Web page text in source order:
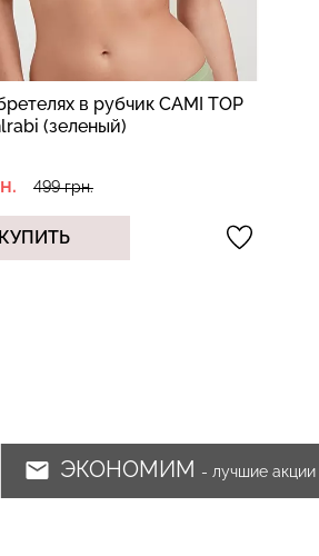
в рубчик CAMI TOP
(зеленый)
499 грн.
КУПИТЬ
ЭКОНОМИМ - лучшие акции